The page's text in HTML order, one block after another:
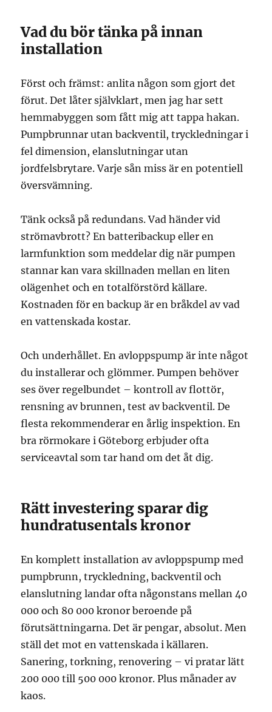
Vad du bör tänka på innan
installation
Först och främst: anlita någon som gjort det
förut. Det låter självklart, men jag har sett
hemmabyggen som fått mig att tappa hakan.
Pumpbrunnar utan backventil, tryckledningar i
fel dimension, elanslutningar utan
jordfelsbrytare. Varje sån miss är en potentiell
översvämning.
Tänk också på redundans. Vad händer vid
strömavbrott? En batteribackup eller en
larmfunktion som meddelar dig när pumpen
stannar kan vara skillnaden mellan en liten
olägenhet och en totalförstörd källare.
Kostnaden för en backup är en bråkdel av vad
en vattenskada kostar.
Och underhållet. En avloppspump är inte något
du installerar och glömmer. Pumpen behöver
ses över regelbundet – kontroll av flottör,
rensning av brunnen, test av backventil. De
flesta rekommenderar en årlig inspektion. En
bra rörmokare i Göteborg erbjuder ofta
serviceavtal som tar hand om det åt dig.
Rätt investering sparar dig
hundratusentals kronor
En komplett installation av avloppspump med
pumpbrunn, tryckledning, backventil och
elanslutning landar ofta någonstans mellan 40
000 och 80 000 kronor beroende på
förutsättningarna. Det är pengar, absolut. Men
ställ det mot en vattenskada i källaren.
Sanering, torkning, renovering – vi pratar lätt
200 000 till 500 000 kronor. Plus månader av
kaos.